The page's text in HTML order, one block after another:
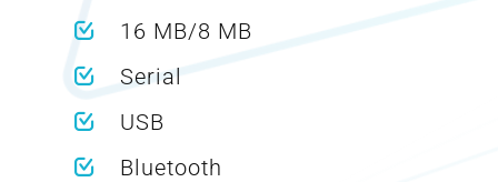
16 MB/8 MB
Serial
USB
Bluetooth